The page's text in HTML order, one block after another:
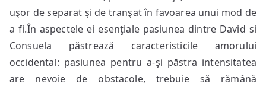
uşor de separat şi de tranşat în favoarea unui mod de
a fi.În aspectele ei esenţiale pasiunea dintre David si
Consuela păstrează caracteristicile amorului
occidental: pasiunea pentru a-şi păstra intensitatea
are nevoie de obstacole, trebuie să rămână